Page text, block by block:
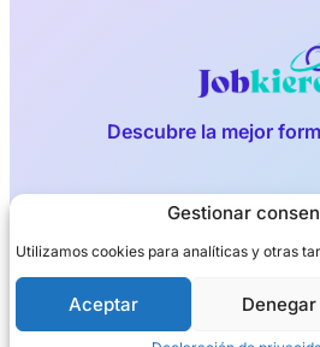
Gestionar
Utilizamos cookies para analíticas y otras
Aceptar Denegar
Descubre la mejor
Aviso legalPolítica de